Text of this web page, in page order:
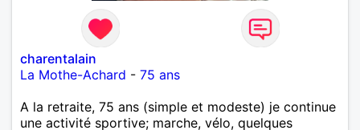
charentalain
La Mothe-Achard - 75 ans
A la retraite, 75 ans (simple et modeste) je continue
une activité sportive; marche, vélo, quelques